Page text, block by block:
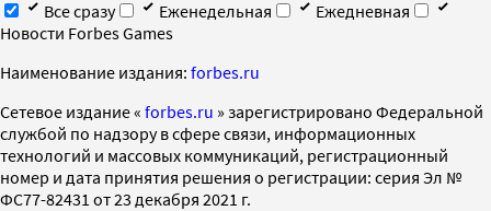
Все сразу
Еженедельная
Ежедневная
Новости Forbes Games
Наименование издания: forbes.ru
Cетевое издание « forbes.ru » зарегистрировано Федеральной
службой по надзору в сфере связи, информационных
технологий и массовых коммуникаций, регистрационный
номер и дата принятия решения о регистрации: серия Эл №
ФС77-82431 от 23 декабря 2021 г.